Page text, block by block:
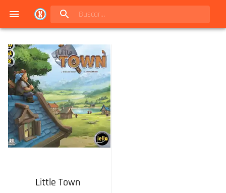
Little Town
Navigated to Juegos de mesa en Buenos Aires | Conexión Berlín - Catálogo